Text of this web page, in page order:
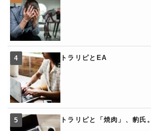
トラリピとEA
トラリピと「焼肉」、豹氏。